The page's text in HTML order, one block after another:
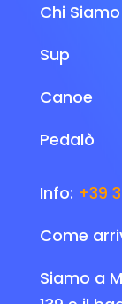
Chi Siamo
Sup
Canoe
Pedalò
Info: +39
Come
Siamo a